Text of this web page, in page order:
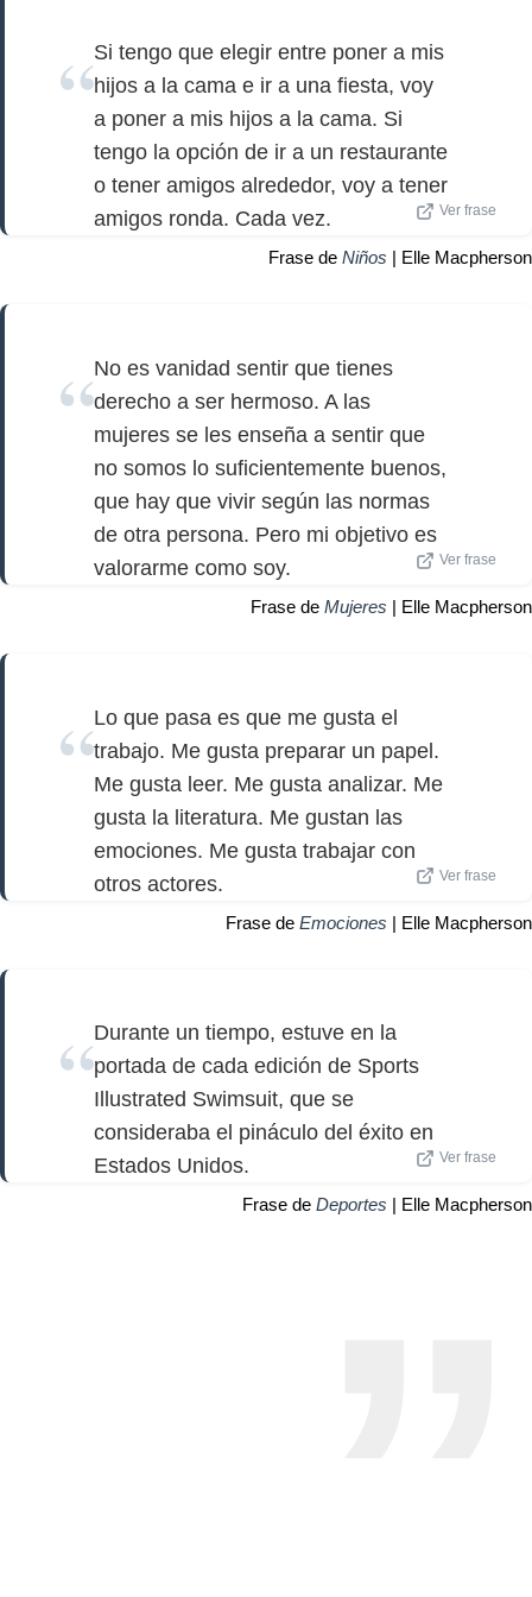
Si tengo que elegir entre poner a mis
hijos a la cama e ir a una fiesta, voy
a poner a mis hijos a la cama. Si
tengo la opción de ir a un restaurante
o tener amigos alrededor, voy a tener
amigos ronda. Cada vez.
Ver frase
Frase de Niños | Elle Macpherson
No es vanidad sentir que tienes
derecho a ser hermoso. A las
mujeres se les enseña a sentir que
no somos lo suficientemente buenos,
que hay que vivir según las normas
de otra persona. Pero mi objetivo es
valorarme como soy.
Ver frase
Frase de Mujeres | Elle Macpherson
Lo que pasa es que me gusta el
trabajo. Me gusta preparar un papel.
Me gusta leer. Me gusta analizar. Me
gusta la literatura. Me gustan las
emociones. Me gusta trabajar con
otros actores.
Ver frase
Frase de Emociones | Elle Macpherson
Durante un tiempo, estuve en la
portada de cada edición de Sports
Illustrated Swimsuit, que se
consideraba el pináculo del éxito en
Estados Unidos.
Ver frase
Frase de Deportes | Elle Macpherson